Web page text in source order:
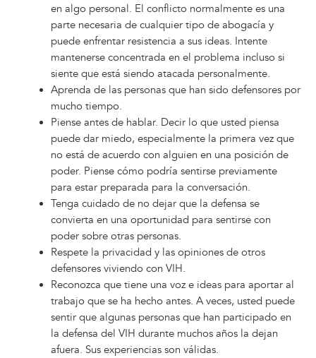
en algo personal. El conflicto normalmente es una
parte necesaria de cualquier tipo de abogacía y
puede enfrentar resistencia a sus ideas. Intente
mantenerse concentrada en el problema incluso si
siente que está siendo atacada personalmente.
Aprenda de las personas que han sido defensores por
mucho tiempo.
Piense antes de hablar. Decir lo que usted piensa
puede dar miedo, especialmente la primera vez que
no está de acuerdo con alguien en una posición de
poder. Piense cómo podría sentirse previamente
para estar preparada para la conversación.
Tenga cuidado de no dejar que la defensa se
convierta en una oportunidad para sentirse con
poder sobre otras personas.
Respete la privacidad y las opiniones de otros
defensores viviendo con VIH.
Reconozca que tiene una voz e ideas para aportar al
trabajo que se ha hecho antes. A veces, usted puede
sentir que algunas personas que han participado en
la defensa del VIH durante muchos años la dejan
afuera. Sus experiencias son válidas.